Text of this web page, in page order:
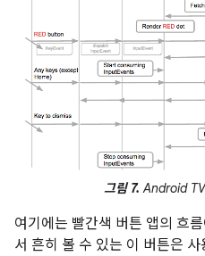
그림 7. Android
여기에는 빨간색 버튼 앱의 흐
서 흔히 볼 수 있는 이 버튼은